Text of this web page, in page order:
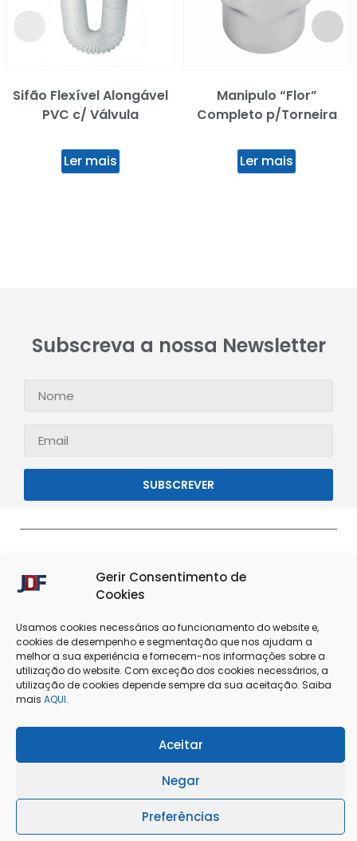
Gerir Consentimento de
Cookies
Usamos cookies necessários ao funcionamento do website e,
cookies de desempenho e segmentação que nos ajudam a
melhor a sua experiência e fornecem-nos informações sobre a
utilização do website. Com exceção dos cookies necessários, a
utilização de cookies depende sempre da sua aceitação. Saiba
mais AQUI.
Aceitar
Negar
Preferências
Sifão Flexível Alongável
PVC c/ Válvula
Ler mais
Manipulo “Flor”
Completo p/Torneira
Ler mais
Subscreva a nossa Newsletter
SUBSCREVER
Termos & Condições
Política de Privacidade
Política de Cookies
Livro de Reclamações
@Copyright 2025 - J. Dias Ferreira Lda